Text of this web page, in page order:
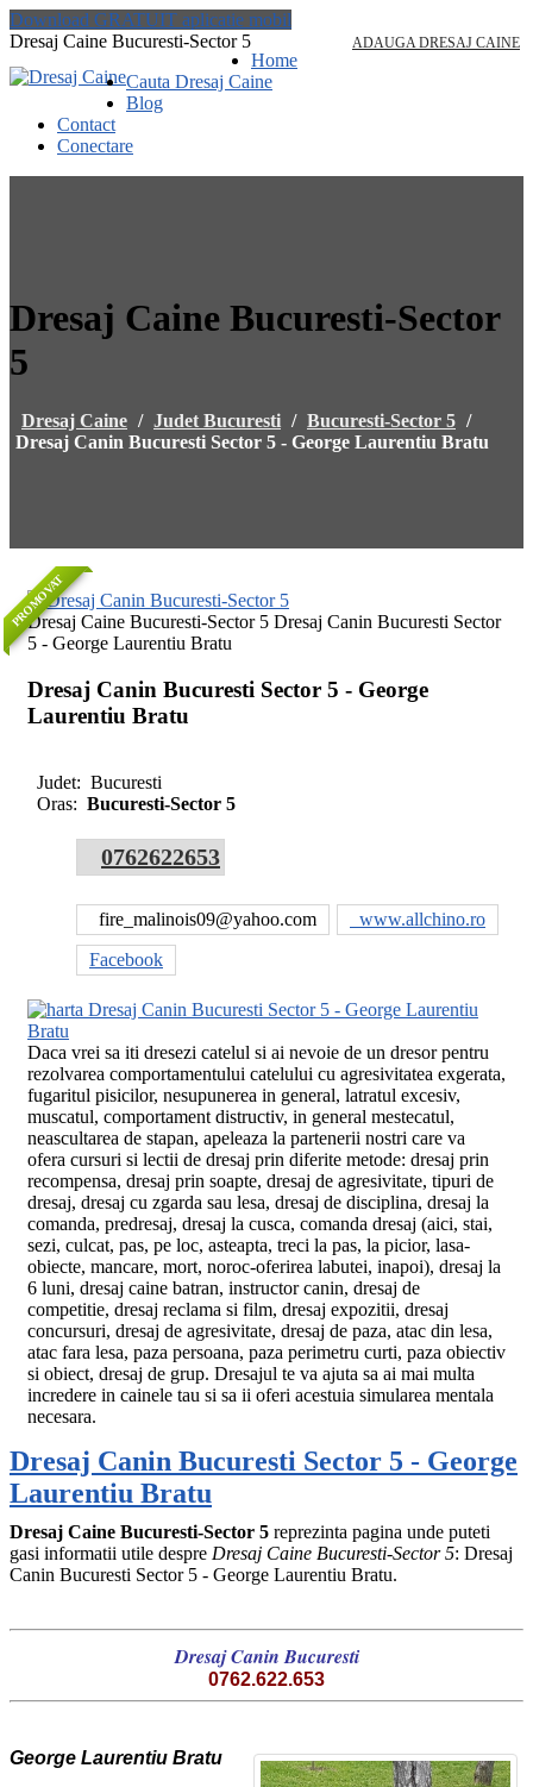
Download GRATUIT aplicatie mobil
Dresaj Caine Bucuresti-Sector 5
ADAUGA DRESAJ CAINE
Home
Cauta Dresaj Caine
Blog
Contact
Conectare
Dresaj Caine Bucuresti-Sector
5
Dresaj Caine / Judet Bucuresti / Bucuresti-Sector 5 /
Dresaj Canin Bucuresti Sector 5 - George Laurentiu Bratu
PROMOVAT
Dresaj Caine Bucuresti-Sector 5 Dresaj Canin Bucuresti Sector
5 - George Laurentiu Bratu
Dresaj Canin Bucuresti Sector 5 - George
Laurentiu Bratu
Judet: Bucuresti
Oras: Bucuresti-Sector 5
0762622653
fire_malinois09@yahoo.com
www.allchino.ro
Facebook
Daca vrei sa iti dresezi catelul si ai nevoie de un dresor pentru
rezolvarea comportamentului catelului cu agresivitatea exgerata,
fugaritul pisicilor, nesupunerea in general, latratul excesiv,
muscatul, comportament distructiv, in general mestecatul,
neascultarea de stapan, apeleaza la partenerii nostri care va
ofera cursuri si lectii de dresaj prin diferite metode: dresaj prin
recompensa, dresaj prin soapte, dresaj de agresivitate, tipuri de
dresaj, dresaj cu zgarda sau lesa, dresaj de disciplina, dresaj la
comanda, predresaj, dresaj la cusca, comanda dresaj (aici, stai,
sezi, culcat, pas, pe loc, asteapta, treci la pas, la picior, lasa-
obiecte, mancare, mort, noroc-oferirea labutei, inapoi), dresaj la
6 luni, dresaj caine batran, instructor canin, dresaj de
competitie, dresaj reclama si film, dresaj expozitii, dresaj
concursuri, dresaj de agresivitate, dresaj de paza, atac din lesa,
atac fara lesa, paza persoana, paza perimetru curti, paza obiectiv
si obiect, dresaj de grup. Dresajul te va ajuta sa ai mai multa
incredere in cainele tau si sa ii oferi acestuia simularea mentala
necesara.
Dresaj Canin Bucuresti Sector 5 - George
Laurentiu Bratu
Dresaj Caine Bucuresti-Sector 5 reprezinta pagina unde puteti
gasi informatii utile despre Dresaj Caine Bucuresti-Sector 5: Dresaj
Canin Bucuresti Sector 5 - George Laurentiu Bratu.
Dresaj Canin Bucuresti
0762.622.653
George Laurentiu Bratu